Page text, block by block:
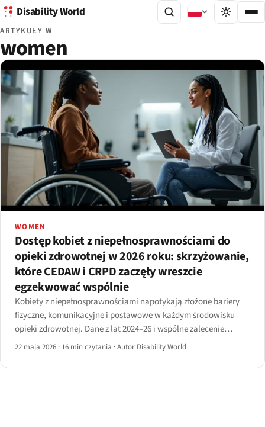
Disability World
ARTYKUŁY W
women
WOMEN
Dostęp kobiet z niepełnosprawnościami do
opieki zdrowotnej w 2026 roku: skrzyżowanie,
które CEDAW i CRPD zaczęły wreszcie
egzekwować wspólnie
Kobiety z niepełnosprawnościami napotykają złożone bariery
fizyczne, komunikacyjne i postawowe w każdym środowisku
opieki zdrowotnej. Dane z lat 2024–26 i wspólne zalecenie
CEDAW–CRPD z 2025 roku pokazują, gdzie pułap się wreszcie
22 maja 2026 · 16 min czytania ·Autor Disability World